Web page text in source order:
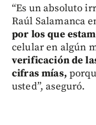
“Es un absoluto
Raúl Salamanca
por los que
celular en algún
verificación de
cifras mías,
usted”, aseguró.